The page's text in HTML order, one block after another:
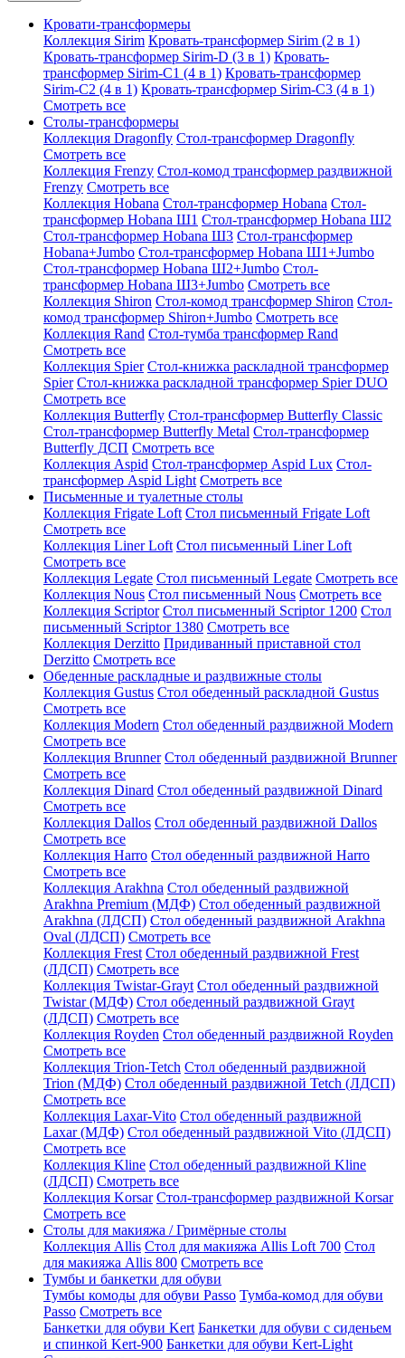
Кровати-трансформеры
Коллекция Sirim Кровать-трансформер Sirim (2 в 1)
Кровать-трансформер Sirim-D (3 в 1) Кровать-
трансформер Sirim-C1 (4 в 1) Кровать-трансформер
Sirim-C2 (4 в 1) Кровать-трансформер Sirim-C3 (4 в 1)
Смотреть все
Cтолы-трансформеры
Коллекция Dragonfly Стол-трансформер Dragonfly
Смотреть все
Коллекция Frenzy Стол-комод трансформер раздвижной
Frenzy Смотреть все
Коллекция Hobana Стол-трансформер Hobana Стол-
трансформер Hobana Ш1 Стол-трансформер Hobana Ш2
Стол-трансформер Hobana Ш3 Стол-трансформер
Hobana+Jumbo Стол-трансформер Hobana Ш1+Jumbo
Стол-трансформер Hobana Ш2+Jumbo Стол-
трансформер Hobana Ш3+Jumbo Смотреть все
Коллекция Shiron Стол-комод трансформер Shiron Стол-
комод трансформер Shiron+Jumbo Смотреть все
Коллекция Rand Стол-тумба трансформер Rand
Смотреть все
Коллекция Spier Стол-книжка раскладной трансформер
Spier Стол-книжка раскладной трансформер Spier DUO
Смотреть все
Коллекция Butterfly Стол-трансформер Butterfly Classic
Стол-трансформер Butterfly Metal Стол-трансформер
Butterfly ДСП Смотреть все
Коллекция Aspid Стол-трансформер Aspid Lux Стол-
трансформер Aspid Light Смотреть все
Письменные и туалетные столы
Коллекция Frigate Loft Стол письменный Frigate Loft
Смотреть все
Коллекция Liner Loft Стол письменный Liner Loft
Смотреть все
Коллекция Legate Стол письменный Legate Смотреть все
Коллекция Nous Стол письменный Nous Смотреть все
Коллекция Scriptor Стол письменный Scriptor 1200 Стол
письменный Scriptor 1380 Смотреть все
Коллекция Derzitto Придиванный приставной стол
Derzitto Смотреть все
Обеденные раскладные и раздвижные столы
Коллекция Gustus Стол обеденный раскладной Gustus
Смотреть все
Коллекция Modern Стол обеденный раздвижной Modern
Смотреть все
Коллекция Brunner Стол обеденный раздвижной Brunner
Смотреть все
Коллекция Dinard Стол обеденный раздвижной Dinard
Смотреть все
Коллекция Dallos Стол обеденный раздвижной Dallos
Смотреть все
Коллекция Harro Стол обеденный раздвижной Harro
Смотреть все
Коллекция Arakhna Стол обеденный раздвижной
Arakhna Premium (МДФ) Стол обеденный раздвижной
Arakhna (ЛДСП) Стол обеденный раздвижной Arakhna
Oval (ЛДСП) Смотреть все
Коллекция Frest Стол обеденный раздвижной Frest
(ЛДСП) Смотреть все
Коллекция Twistar-Grayt Стол обеденный раздвижной
Twistar (МДФ) Стол обеденный раздвижной Grayt
(ЛДСП) Смотреть все
Коллекция Royden Стол обеденный раздвижной Royden
Смотреть все
Коллекция Trion-Tetch Стол обеденный раздвижной
Trion (МДФ) Стол обеденный раздвижной Tetch (ЛДСП)
Смотреть все
Коллекция Laxar-Vito Стол обеденный раздвижной
Laxar (МДФ) Стол обеденный раздвижной Vito (ЛДСП)
Смотреть все
Коллекция Kline Стол обеденный раздвижной Kline
(ЛДСП) Смотреть все
Коллекция Korsar Стол-трансформер раздвижной Korsar
Смотреть все
Столы для макияжа / Гримёрные столы
Коллекция Allis Стол для макияжа Allis Loft 700 Стол
для макияжа Allis 800 Смотреть все
Тумбы и банкетки для обуви
Тумбы комоды для обуви Passo Тумба-комод для обуви
Passo Смотреть все
Банкетки для обуви Kert Банкетки для обуви с сиденьем
и спинкой Kert-900 Банкетки для обуви Kert-Light